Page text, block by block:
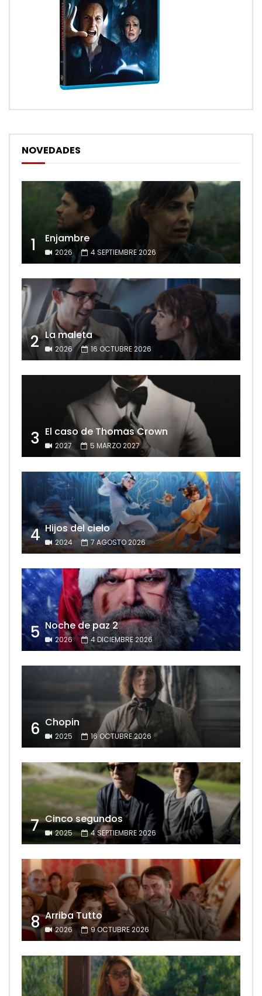
NOVEDADES
1 Enjambre
2026 4 SEPTIEMBRE 2026
2 La maleta
2026 16 OCTUBRE 2026
3 El caso de Thomas Crown
2027 5 MARZO 2027
4 Hijos del cielo
2024 7 AGOSTO 2026
5 Noche de paz 2
2026 4 DICIEMBRE 2026
6 Chopin
2025 16 OCTUBRE 2026
7 Cinco segundos
2025 4 SEPTIEMBRE 2026
8 Arriba Tutto
2026 9 OCTUBRE 2026